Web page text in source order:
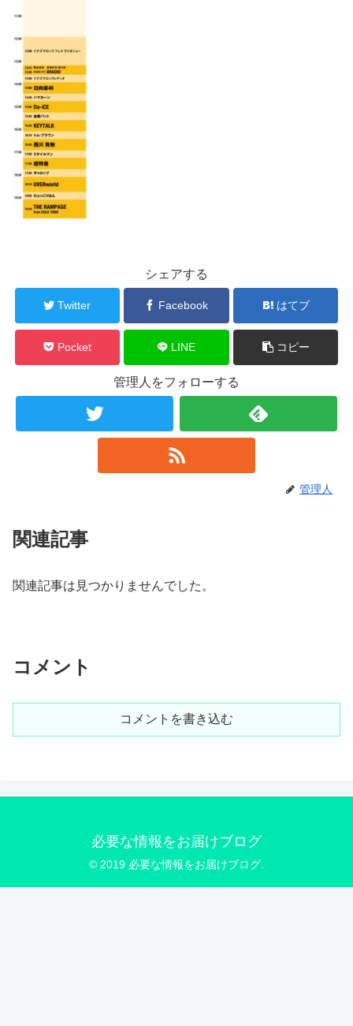
シェアする
Twitter Facebook はてブ
Pocket LINE コピー
管理人をフォローする
管理人
関連記事
関連記事は見つかりませんでした。
コメント
コメントを書き込む
必要な情報をお届けブログ
© 2019 必要な情報をお届けブログ.